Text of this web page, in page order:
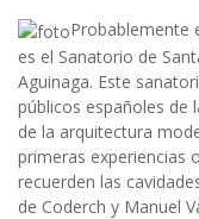
Probablemente
es el Sanatorio de
Aguinaga. Este
públicos españoles de
de la arquitectura
primeras experiencias
recuerden las
de Coderch y Manuel